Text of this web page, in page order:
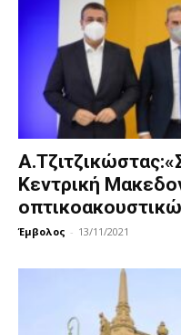
Κεντρική
Έμβολος - 13/11/2021